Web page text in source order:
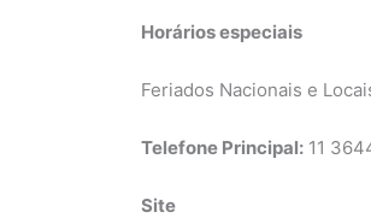
Horários especiais
Feriados Nacionais e
Telefone Principal: 11
Site